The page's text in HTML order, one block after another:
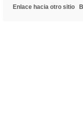
Enlace hacia otro sitio